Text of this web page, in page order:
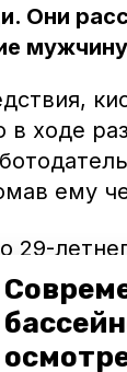
Они
в ходе
ему
29-